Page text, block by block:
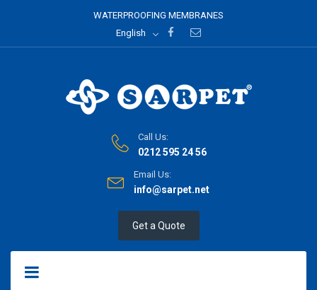
WATERPROOFING MEMBRANES
English
Call Us:
0212 595 24 56
Email Us:
info@sarpet.net
Get a Quote